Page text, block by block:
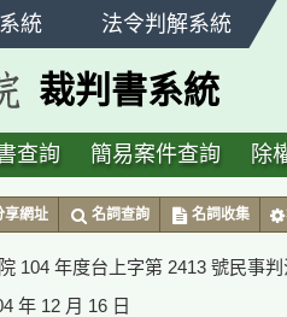
統 法令判解系統
裁判書系統
查詢 簡易案件查詢 除
享網址 名詞查詢 名詞收集
104 年度台上字第 2413 號民事判
年 12 月 16 日